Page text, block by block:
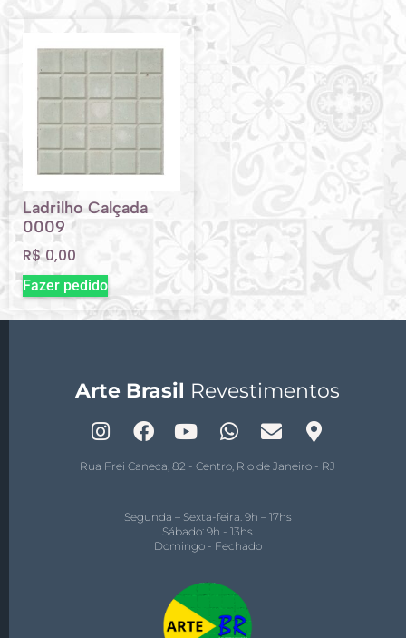
Ladrilho Calçada
0009
R$0,00
Fazer pedido
Arte Brasil Revestimentos
Rua Frei Caneca, 82 - Centro, Rio de Janeiro - RJ
Segunda – Sexta-feira: 9h – 17hs
Sábado: 9h - 13hs
Domingo - Fechado